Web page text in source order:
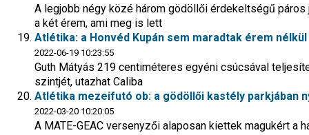
A legjobb négy közé három gödöllői érdekeltségű
a két érem, ami meg is lett
Atlétika: a Honvéd Kupán sem maradtak érem
2022-06-19 10:23:55
Guth Mátyás 219 centiméteres egyéni csúcsával
szintjét, utazhat Caliba
Atlétika mezeifutó ob: a gödöllői kastély parkjában
2022-03-20 10:20:05
A MATE-GEAC versenyzői alaposan kiettek magukért a